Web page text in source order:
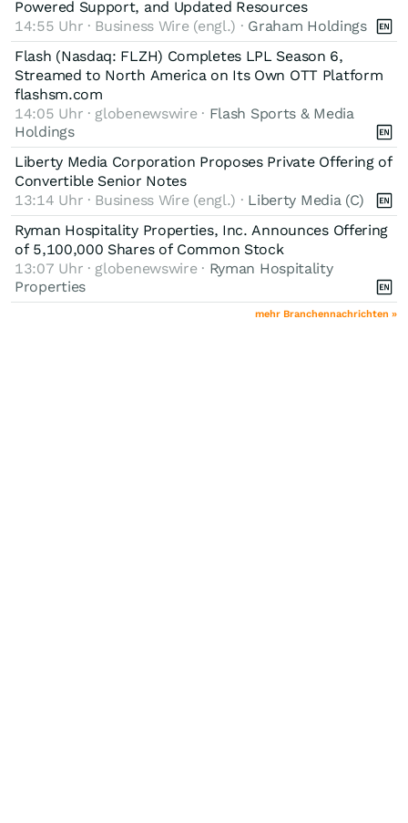
Powered Support, and Updated Resources
14:55 Uhr · Business Wire (engl.) · Graham Holdings
Flash (Nasdaq: FLZH) Completes LPL Season 6,
Streamed to North America on Its Own OTT Platform
flashsm.com
14:05 Uhr · globenewswire · Flash Sports & Media
Holdings
Liberty Media Corporation Proposes Private Offering of
Convertible Senior Notes
13:14 Uhr · Business Wire (engl.) · Liberty Media (C)
Ryman Hospitality Properties, Inc. Announces Offering
of 5,100,000 Shares of Common Stock
13:07 Uhr · globenewswire · Ryman Hospitality
Properties
mehr Branchennachrichten »